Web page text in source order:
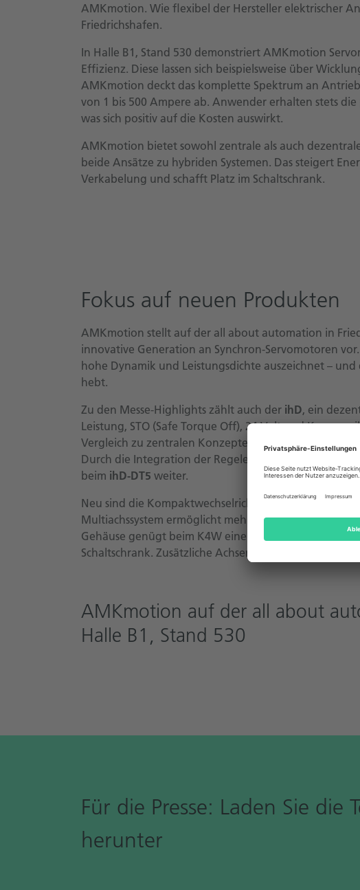
AMKmotion. Wie flexibel der Hersteller elektrischer
Friedrichshafen.
In Halle B1, Stand 530 demonstriert AMKmotion
Effizienz. Diese lassen sich beispielsweise über
AMKmotion deckt das komplette Spektrum an
von 1 bis 500 Ampere ab. Anwender erhalten stets
was sich positiv auf die Kosten auswirkt.
AMKmotion bietet sowohl zentrale als auch
beide Ansätze zu hybriden Systemen. Das steigert
Verkabelung und schafft Platz im Schaltschrank.
Fokus auf neuen Produkten
AMKmotion stellt auf der all about automation in
innovative Generation an Synchron-Servomotoren
hohe Dynamik und Leistungsdichte auszeichnet –
hebt.
Zu den Messe-Highlights zählt auch der ihD, ein
Leistung, STO (Safe Torque Off), 24 Volt und
Vergleich zu zentralen Konzepten sinken die Kosten
Durch die Integration der Regelelektronik direkt auf
beim ihD-DT5 weiter.
Neu sind die Kompaktwechselrichter für 2 oder 4
Multiachssystem ermöglicht mehr Leistung auf
Gehäuse genügt beim K4W eine einzige
Schaltschrank. Zusätzliche Achsen lassen sich nahtlos
AMKmotion auf der all about
Halle B1, Stand 530
Für die Presse: Laden Sie die
herunter